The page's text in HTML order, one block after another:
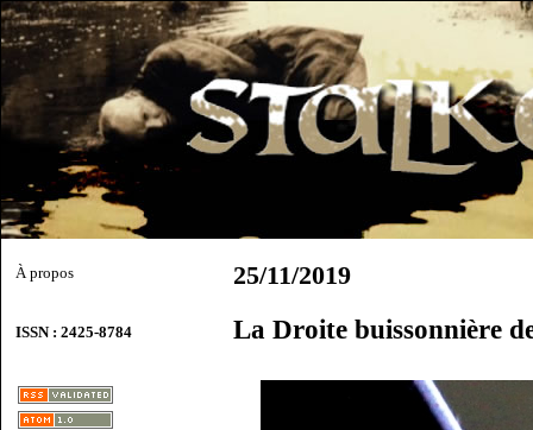
À propos
ISSN : 2425-8784
25/11/2019
La Droite buissonnière